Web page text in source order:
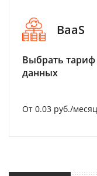
BaaS
Выбрать тариф
данных
От 0.03 руб./месяц